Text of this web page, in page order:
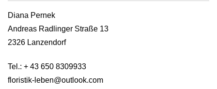
Diana Pernek
Andreas Radlinger Straße 13
2326 Lanzendorf
Tel.: + 43 650 8309933
floristik-leben@outlook.com